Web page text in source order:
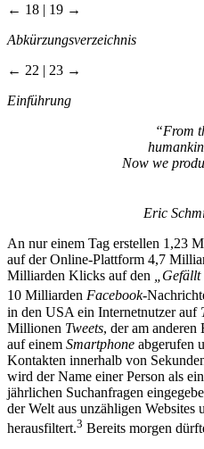
← 18 | 19 →
Abkürzungsverzeichnis
← 22 | 23 →
Einführung
“From
Now we
Eric
An nur einem Tag erstellen 1,23
auf der Online-Plattform 4,7
Milliarden Klicks auf den
10 Milliarden Facebook-
in den USA ein Internetnutzer auf
Millionen Tweets, der am anderen
auf einem Smartphone abgerufen
Kontakten innerhalb von
wird der Name einer Person als
jährlichen Suchanfragen
der Welt aus unzähligen
herausfiltert.3 Bereits morgen